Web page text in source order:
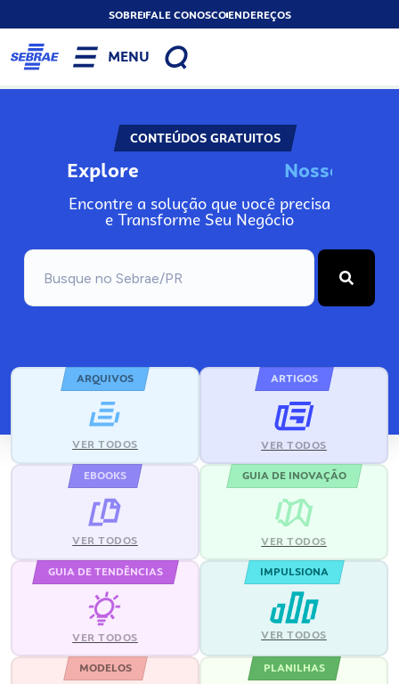
SOBREFALE CONOSCOENDEREÇOS
MENU
CONTEÚDOS GRATUITOS
Explore Nosso
Encontre a solução que você precisa
e Transforme Seu Negócio
ARQUIVOS
VER TODOS
ARTIGOS
VER TODOS
EBOOKS
VER TODOS
GUIA DE INOVAÇÃO
VER TODOS
GUIA DE TENDÊNCIAS
VER TODOS
IMPULSIONA
VER TODOS
MODELOS PLANILHAS